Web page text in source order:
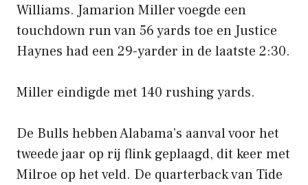
Williams. Jamarion Miller voegde een
touchdown run van 56 yards toe en Justice
Haynes had een 29-yarder in de laatste 2:30.
Miller eindigde met 140 rushing yards.
De Bulls hebben Alabama’s aanval voor het
tweede jaar op rij flink geplaagd, dit keer met
Milroe op het veld. De quarterback van Tide